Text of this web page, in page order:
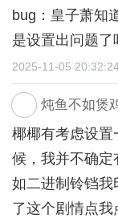
bug：皇子萧知
是设置出问题了
2025-11-05
炖鱼不如煲
椰椰有考虑设
候，我并不确
如二进制铃铛我
了这个剧情点